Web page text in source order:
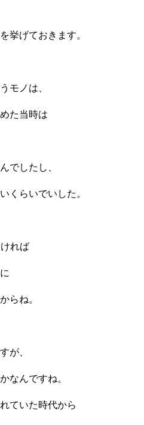
挙げておきます。
モノは、
た当時は
でしたし、
くらいでいした。
れば
らね。
が、
なんですね。
ていた時代から